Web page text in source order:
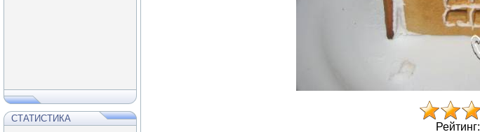
СТАТИСТИКА
Рейтинг: